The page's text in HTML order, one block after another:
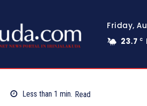
Friday,
23.7 C
Less than 1 min. Read